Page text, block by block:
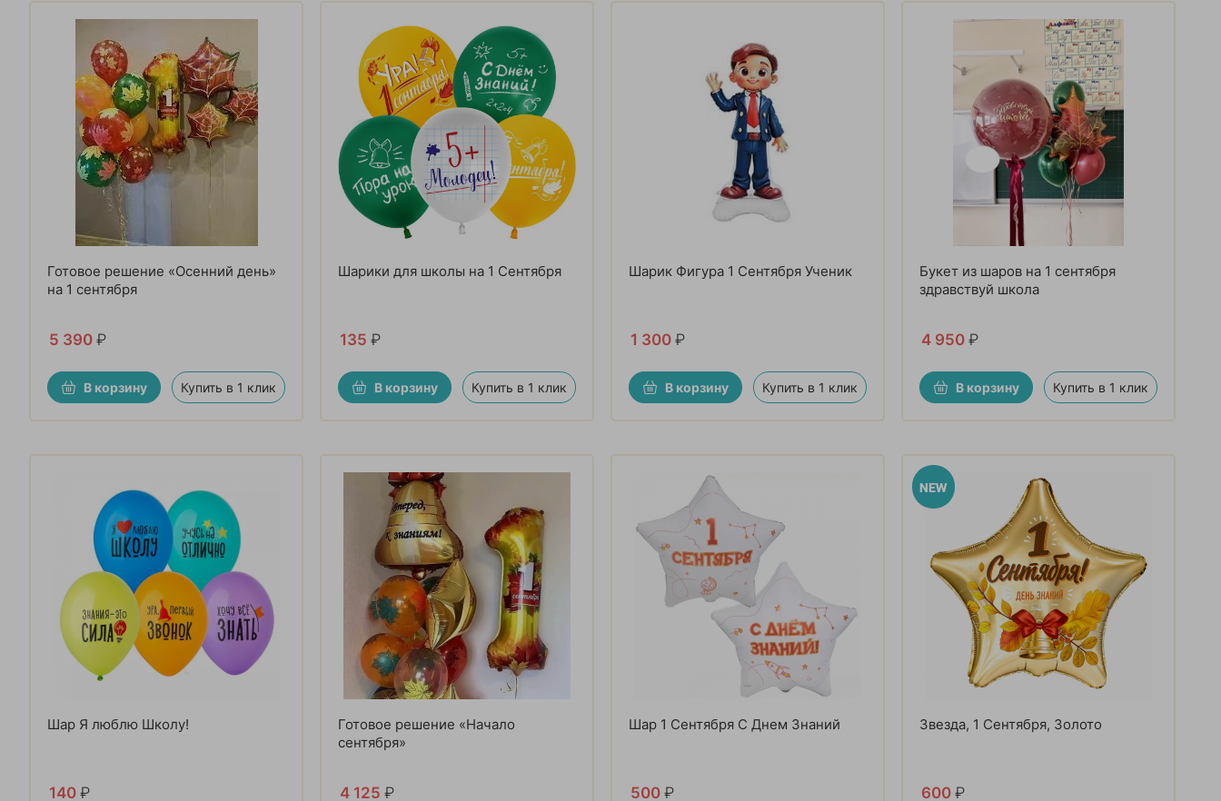
Готовое решение «Осенний день»
на 1 сентября
5 390 ₽
В корзину Купить в 1 клик
Шарики для школы на 1 Сентября
135 ₽
В корзину Купить в 1 клик
Шарик Фигура 1 Сентября Ученик
1 300 ₽
В корзину Купить в 1 клик
Букет из шаров на 1 сентября
здравствуй школа
4 950 ₽
В корзину Купить в 1 клик
Шар Я люблю Школу!
140 ₽
Готовое решение «Начало
сентября»
4 125 ₽
Шар 1 Сентября С Днем Знаний
500 ₽
Звезда, 1 Сентября, Золото
600 ₽